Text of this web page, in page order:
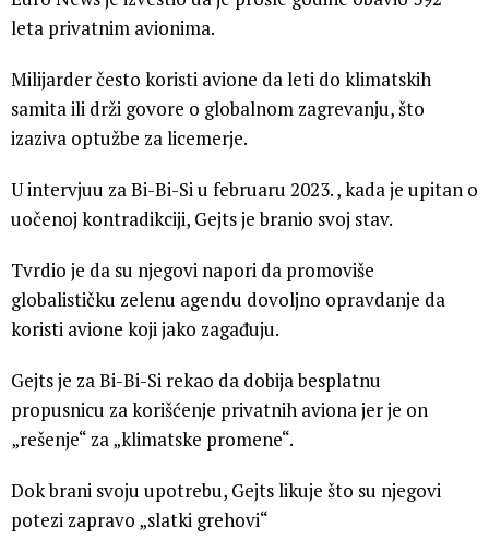
leta privatnim avionima.
Milijarder često koristi avione da leti do klimatskih
samita ili drži govore o globalnom zagrevanju, što
izaziva optužbe za licemerje.
U intervjuu za Bi-Bi-Si u februaru 2023. , kada je upitan o
uočenoj kontradikciji, Gejts je branio svoj stav.
Tvrdio je da su njegovi napori da promoviše
globalističku zelenu agendu dovoljno opravdanje da
koristi avione koji jako zagađuju.
Gejts je za Bi-Bi-Si rekao da dobija besplatnu
propusnicu za korišćenje privatnih aviona jer je on
„rešenje“ za „klimatske promene“.
Dok brani svoju upotrebu, Gejts likuje što su njegovi
potezi zapravo „slatki grehovi“